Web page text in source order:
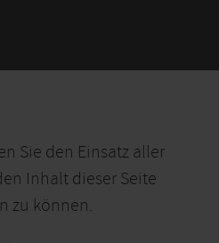
Sie den Einsatz aller
Inhalt dieser Seite
zu können.